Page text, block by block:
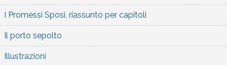
I Promessi Sposi, riassunto per capitoli
Il porto sepolto
Illustrazioni